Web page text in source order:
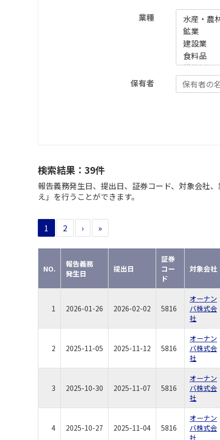
業種
保有者
検索結果：39件
報告義務発生日、提出日、証券コード、対象会社
え」を行うことができます。
1 2 › »
NO.
報告義務
発生日
提出日
証券
コー
ド
対象会社
1 2026-01-26 2026-02-02 5816
オーナン
バ株式会
社
2 2025-11-05 2025-11-12 5816
オーナン
バ株式会
社
3 2025-10-30 2025-11-07 5816
オーナン
バ株式会
社
4 2025-10-27 2025-11-04 5816
オーナン
バ株式会
社